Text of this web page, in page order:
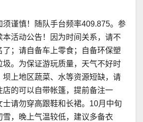
须谨慎！随队手台频率409.875。参
本活动公告！因为时间关系，请不
了；请自备车上零食；自备环保塑
圾。为保证游玩质量，天气不好时
坝上地区蔬菜、水等资源短缺，请
店的可以自带帐篷，提前备注一
士请勿穿高跟鞋和长裙。10月中旬
雪，晚上气温较低，建议多备衣